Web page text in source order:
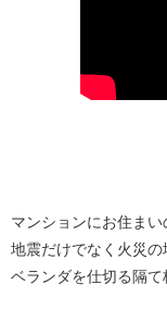
マンションにお住まい
地震だけでなく火災の
ベランダを仕切る隔て